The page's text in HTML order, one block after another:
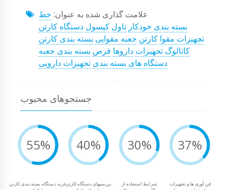
علامت گذاری شده به عنوان: خط
بسته بندی خودکار تاول کپسول دستگاه کارتن
تجهیزات مقوا کارتن جعبه مقوایی بسته بندی کارتن
کاتالوگ تجهیزات داروها قرص بسته بندی جعبه
دستگاه های بسته بندی تجهیزات دارویی
جستجوهای محبوب
55%
خرید دستگاه بسته بندی کارتن
40%
بررسیهای دستگاه کارتن
30%
شرایط استفاده از
37%
فن آوری ها و تجهیزات